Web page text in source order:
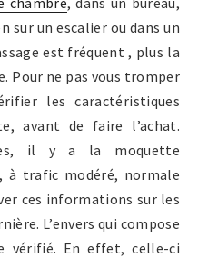
sur un escalier ou dans un
est fréquent , plus la
Pour ne pas vous tromper
les caractéristiques
avant de faire l’achat.
il y a la moquette
à trafic modéré, normale
ces informations sur les
L’envers qui compose
vérifié. En effet, celle-ci